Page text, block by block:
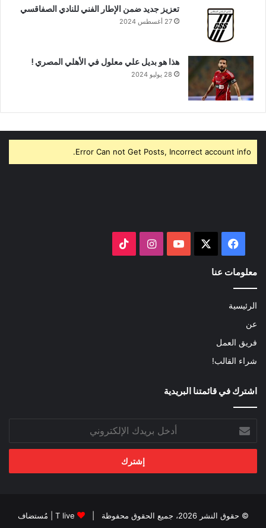
تعزيز جديد ضمن الإطار الفني للنادي الصفاقسي
27 أغسطس 2024
هذا هو بديل علي معلول في الأهلي المصري !
28 يوليو 2024
Error Can not Get Posts, Incorrect account info.
فيسبوك ‫YouTubeانستقرام
معلومات عنا
الرئيسية
عن
فريق العمل
شراء القالب!
اشترك في قائمتنا البريدية
بريدك
الإلكتروني
© حقوق النشر 2026، جميع الحقوق محفوظة | T live | مُستضاف